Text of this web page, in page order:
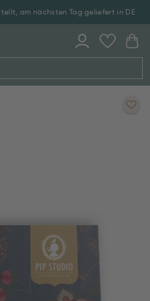
am nächsten Tag geliefert in DE